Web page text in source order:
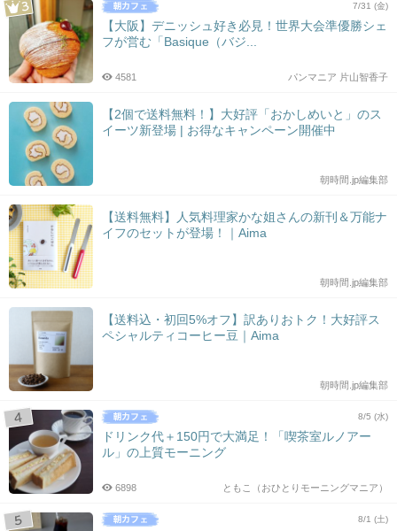
7/31 (金)
【大阪】デニッシュ好き必見！世界大会準優勝シェ
フが営む「Basique（バジ...
パンマニア 片山智香子
4581
【2個で送料無料！】大好評「おかしめいと」のス
イーツ新登場 | お得なキャンペーン開催中
朝時間.jp編集部
【送料無料】人気料理家かな姐さんの新刊＆万能ナ
イフのセットが登場！｜Aima
朝時間.jp編集部
【送料込・初回5%オフ】訳ありおトク！大好評ス
ペシャルティコーヒー豆｜Aima
朝時間.jp編集部
8/5 (水)
ドリンク代＋150円で大満足！「喫茶室ルノアー
ル」の上質モーニング
ともこ（おひとりモーニングマニア）
6898
8/1 (土)